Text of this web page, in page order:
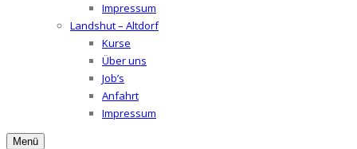
Impressum
Landshut – Altdorf
Kurse
Über uns
Job’s
Anfahrt
Impressum
Menü